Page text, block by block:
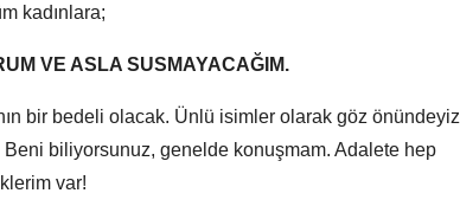
kadınlara;
VE ASLA SUSMAYACAĞIM.
bir bedeli olacak. Ünlü isimler olarak göz önündeyiz
biliyorsunuz, genelde konuşmam. Adalete hep
var!